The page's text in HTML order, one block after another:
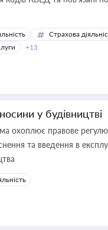
Страхова
+13
у будівництві
охоплює правове
та введення в